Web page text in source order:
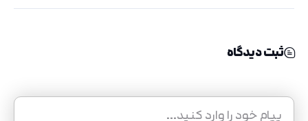
ثبت دیدگاه